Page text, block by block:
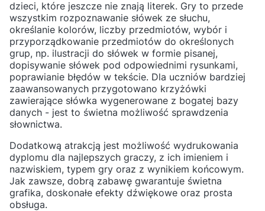
dzieci, które jeszcze nie znają literek. Gry to przede
wszystkim rozpoznawanie słówek ze słuchu,
określanie kolorów, liczby przedmiotów, wybór i
przyporządkowanie przedmiotów do określonych
grup, np. ilustracji do słówek w formie pisanej,
dopisywanie słówek pod odpowiednimi rysunkami,
poprawianie błędów w tekście. Dla uczniów bardziej
zaawansowanych przygotowano krzyżówki
zawierające słówka wygenerowane z bogatej bazy
danych - jest to świetna możliwość sprawdzenia
słownictwa.
Dodatkową atrakcją jest możliwość wydrukowania
dyplomu dla najlepszych graczy, z ich imieniem i
nazwiskiem, typem gry oraz z wynikiem końcowym.
Jak zawsze, dobrą zabawę gwarantuje świetna
grafika, doskonałe efekty dźwiękowe oraz prosta
obsługa.